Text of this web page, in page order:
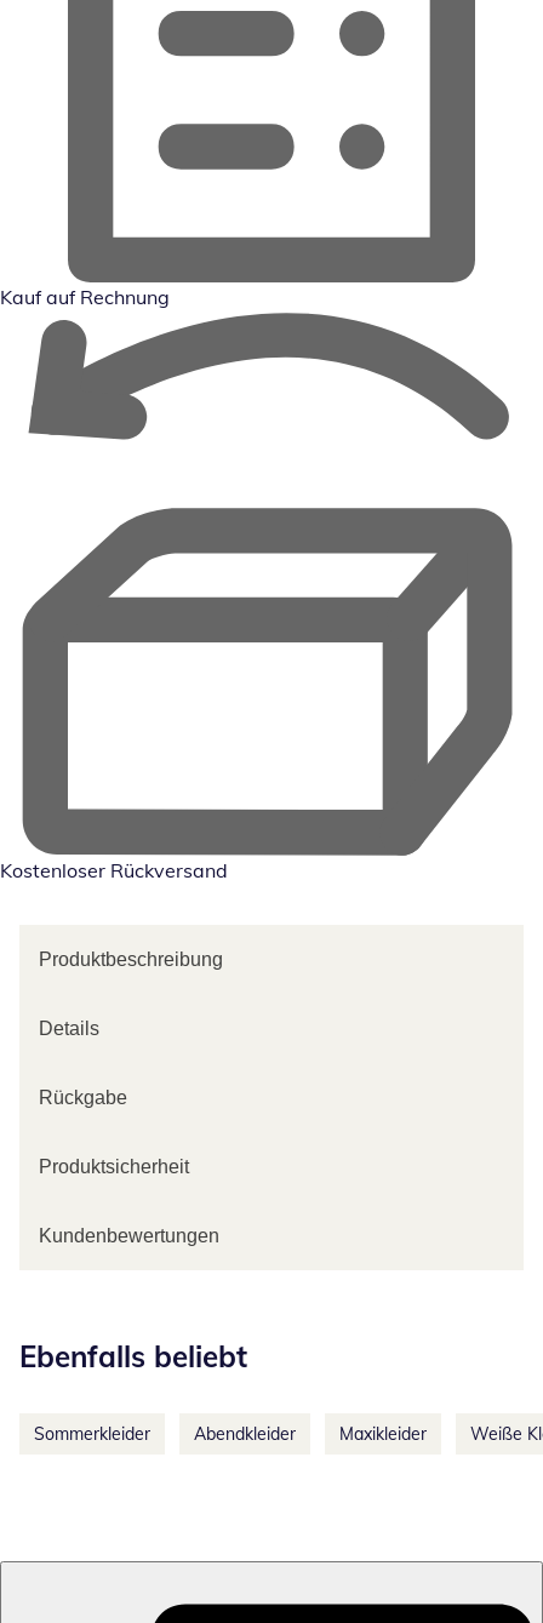
Kauf auf Rechnung
Kostenloser Rückversand
Produktbeschreibung
Details
Rückgabe
Produktsicherheit
Kundenbewertungen
Ebenfalls beliebt
Sommerkleider Abendkleider Maxikleider Weiße